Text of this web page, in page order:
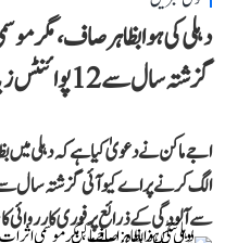
دہلی کی ہوا بظاہر صاف، مگر
گزشتہ سال سے 12 پوائنٹس زیادہ: اجے ماکن
اجے ماکن نے دعویٰ کیا ہے کہ دہلی میں
سے آلودگی کے ذرائع پر فوری کارروائی کا